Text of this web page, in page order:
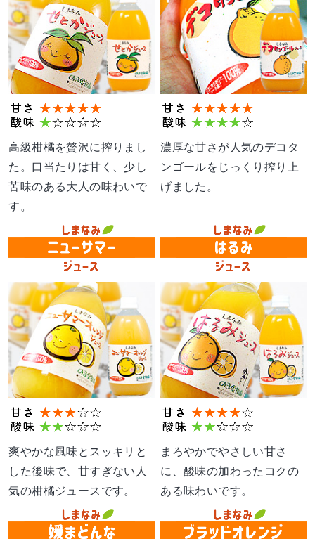
高級柑橘を贅沢に搾りまし
た。口当たりは甘く、少し
苦味のある大人の味わいで
す。
濃厚な甘さが人気のデコタ
ンゴールをじっくり搾り上
げました。
爽やかな風味とスッキリと
した後味で、甘すぎない人
気の柑橘ジュースです。
まろやかでやさしい甘さ
に、酸味の加わったコクの
ある味わいです。